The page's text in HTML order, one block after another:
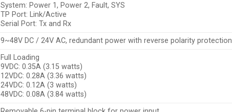
System: Power 1, Power 2, Fault, SYS
TP Port: Link/Active
Serial Port: Tx and Rx
9~48V DC / 24V AC, redundant power with reverse polarity protection
Full Loading
9VDC: 0.35A (3.15 watts)
12VDC: 0.28A (3.36 watts)
24VDC: 0.12A (3 watts)
48VDC: 0.08A (3.84 watts)